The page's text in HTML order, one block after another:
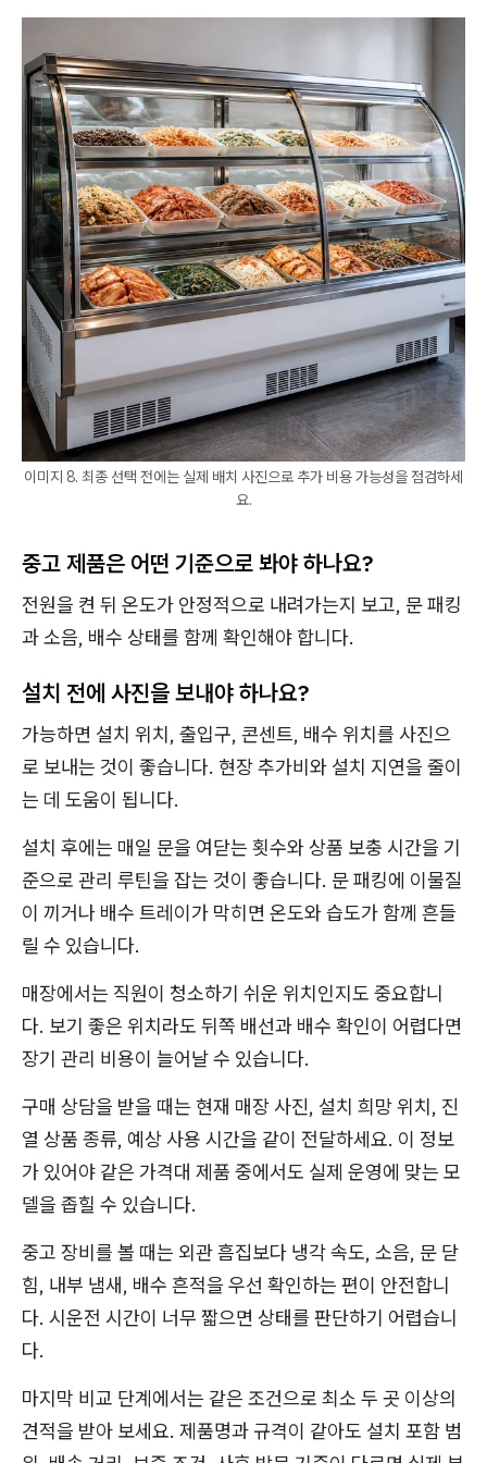
이미지 8. 최종 선택 전에는 실제 배치 사진으로 추가 비용 가능성을 점검하세
요.
중고 제품은 어떤 기준으로 봐야 하나요?
전원을 켠 뒤 온도가 안정적으로 내려가는지 보고, 문 패킹
과 소음, 배수 상태를 함께 확인해야 합니다.
설치 전에 사진을 보내야 하나요?
가능하면 설치 위치, 출입구, 콘센트, 배수 위치를 사진으
로 보내는 것이 좋습니다. 현장 추가비와 설치 지연을 줄이
는 데 도움이 됩니다.
설치 후에는 매일 문을 여닫는 횟수와 상품 보충 시간을 기
준으로 관리 루틴을 잡는 것이 좋습니다. 문 패킹에 이물질
이 끼거나 배수 트레이가 막히면 온도와 습도가 함께 흔들
릴 수 있습니다.
매장에서는 직원이 청소하기 쉬운 위치인지도 중요합니
다. 보기 좋은 위치라도 뒤쪽 배선과 배수 확인이 어렵다면
장기 관리 비용이 늘어날 수 있습니다.
구매 상담을 받을 때는 현재 매장 사진, 설치 희망 위치, 진
열 상품 종류, 예상 사용 시간을 같이 전달하세요. 이 정보
가 있어야 같은 가격대 제품 중에서도 실제 운영에 맞는 모
델을 좁힐 수 있습니다.
중고 장비를 볼 때는 외관 흠집보다 냉각 속도, 소음, 문 닫
힘, 내부 냄새, 배수 흔적을 우선 확인하는 편이 안전합니
다. 시운전 시간이 너무 짧으면 상태를 판단하기 어렵습니
다.
마지막 비교 단계에서는 같은 조건으로 최소 두 곳 이상의
견적을 받아 보세요. 제품명과 규격이 같아도 설치 포함 범